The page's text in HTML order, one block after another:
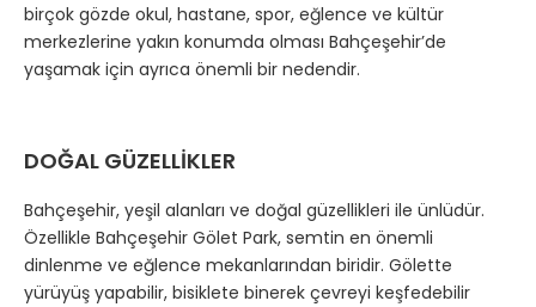
birçok gözde okul, hastane, spor, eğlence ve kültür
merkezlerine yakın konumda olması Bahçeşehir’de
yaşamak için ayrıca önemli bir nedendir.
DOĞAL GÜZELLİKLER
Bahçeşehir, yeşil alanları ve doğal güzellikleri ile ünlüdür.
Özellikle Bahçeşehir Gölet Park, semtin en önemli
dinlenme ve eğlence mekanlarından biridir. Gölette
yürüyüş yapabilir, bisiklete binerek çevreyi keşfedebilir